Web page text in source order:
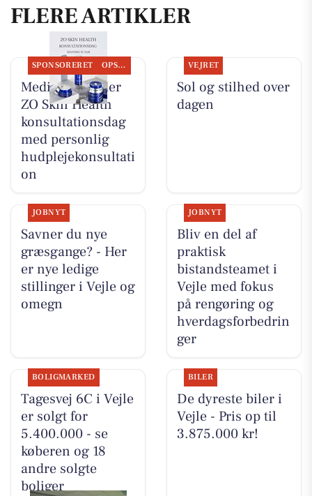
FLERE ARTIKLER
SPONSORERET OPSLAGSTAVLEN
MediSkin holder
ZO Skin Health
konsultationsdag
med personlig
hudplejekonsultati
on
VEJRET
Sol og stilhed over
dagen
JOBNYT
Savner du nye
græsgange? - Her
er nye ledige
stillinger i Vejle og
omegn
JOBNYT
Bliv en del af
praktisk
bistandsteamet i
Vejle med fokus
på rengøring og
hverdagsforbedrin
ger
BOLIGMARKED
Tagesvej 6C i Vejle
er solgt for
5.400.000 - se
køberen og 18
andre solgte
boliger
BILER
De dyreste biler i
Vejle - Pris op til
3.875.000 kr!